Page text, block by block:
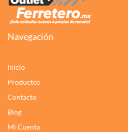
Navegación
Inicio
Productos
Contacto
Blog
Mi Cuenta